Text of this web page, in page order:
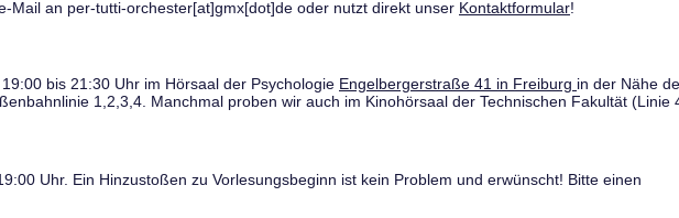
Mail an per-tutti-orchester[at]gmx[dot]de oder nutzt direkt unser Kontaktformular!
bis 21:30 Uhr im Hörsaal der Psychologie Engelbergerstraße 41 in Freiburg in der Nähe
1,2,3,4. Manchmal proben wir auch im Kinohörsaal der Technischen Fakultät (Linie
Uhr. Ein Hinzustoßen zu Vorlesungsbeginn ist kein Problem und erwünscht! Bitte einen